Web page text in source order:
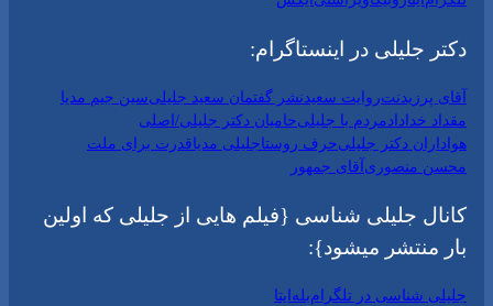
دکتر جلیلی در اینستاگرام:
آقای پرزیدنتروایت سعیدنشر گفتمان سعید جلیلیسین جیم مدیا
مقداد خدادادمردم با جلیلیحامیان دکتر جلیلی/اصلی
هواداران دکتر جلیلیحرف روستاجلیلی مدیاقدرت برای ملت
محسن منصوریآقای جمهور
کانال جلیلی شناسی {فیلم هایی از جلیلی که اولین
بار منتشر میشود}:
جلیلی شناسی در تلگرامبلهایتا